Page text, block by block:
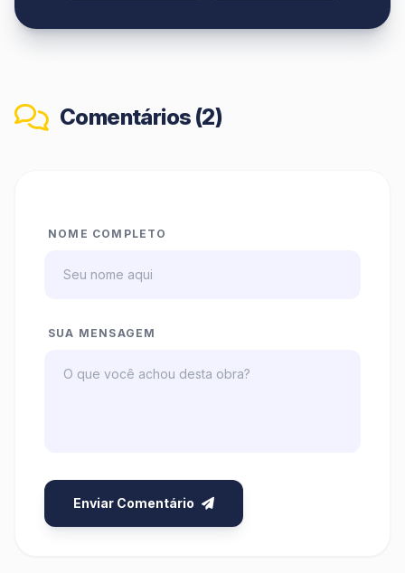
Comentários (2)
NOME COMPLETO
SUA MENSAGEM
Enviar Comentário